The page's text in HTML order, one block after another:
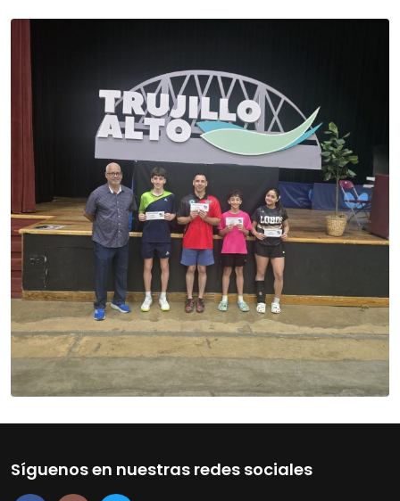
Síguenos en nuestras redes sociales